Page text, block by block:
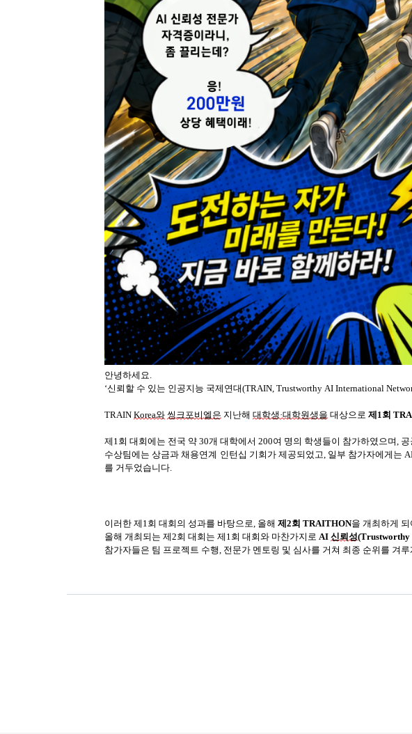
안녕하세요.
‘신뢰할 수 있는 인공지능 국제연대(TRAIN, Trustworthy AI International
TRAIN Korea와 씽크포비엘은 지난해 대학생·대학원생을 대상으로 제1회
제1회 대회에는 전국 약 30개 대학에서 200여 명의 학생들이 참가하였으며,
수상팀에는 상금과 채용연계 인턴십 기회가 제공되었고, 일부 참가자에게는
를 거두었습니다.
이러한 제1회 대회의 성과를 바탕으로, 올해 제2회 TRAITHON을 개최하게
올해 개최되는 제2회 대회는 제1회 대회와 마찬가지로 AI 신뢰성(Trustworthy
참가자들은 팀 프로젝트 수행, 전문가 멘토링 및 심사를 거쳐 최종 순위를 겨